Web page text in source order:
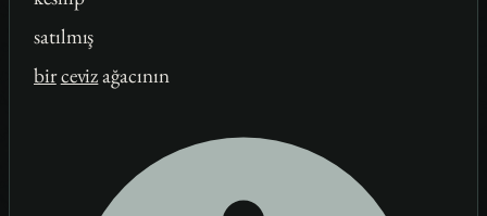
satılmış
bircevizağacının